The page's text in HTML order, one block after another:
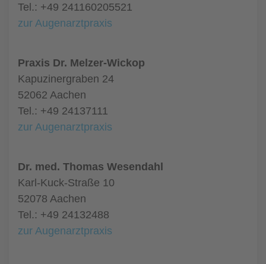
Tel.: +49 241160205521
zur Augenarztpraxis
Praxis Dr. Melzer-Wickop
Kapuzinergraben 24
52062 Aachen
Tel.: +49 24137111
zur Augenarztpraxis
Dr. med. Thomas Wesendahl
Karl-Kuck-Straße 10
52078 Aachen
Tel.: +49 24132488
zur Augenarztpraxis